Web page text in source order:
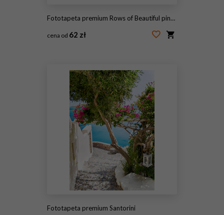
Fototapeta premium Rows of Beautiful pink flowers trees.
cena od 62 zł
Fototapeta premium Santorini